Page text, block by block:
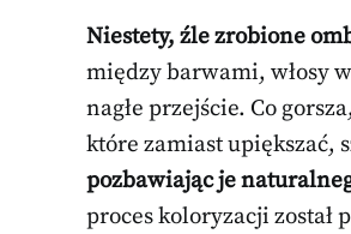
Niestety, źle zrobione
między barwami, włosy
nagłe przejście. Co
które zamiast upiększać,
pozbawiając je
proces koloryzacji został